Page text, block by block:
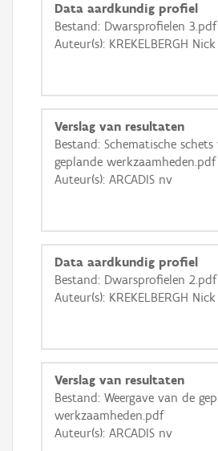
Data aardkundig profiel
Bestand: Dwarsprofielen 3.pdf
Auteur(s): KREKELBERGH Nick
Verslag van resultaten
Bestand: Schematische
geplande werkzaamheden.pdf
Auteur(s): ARCADIS nv
Data aardkundig profiel
Bestand: Dwarsprofielen 2.pdf
Auteur(s): KREKELBERGH Nick
Verslag van resultaten
Bestand: Weergave van de
werkzaamheden.pdf
Auteur(s): ARCADIS nv